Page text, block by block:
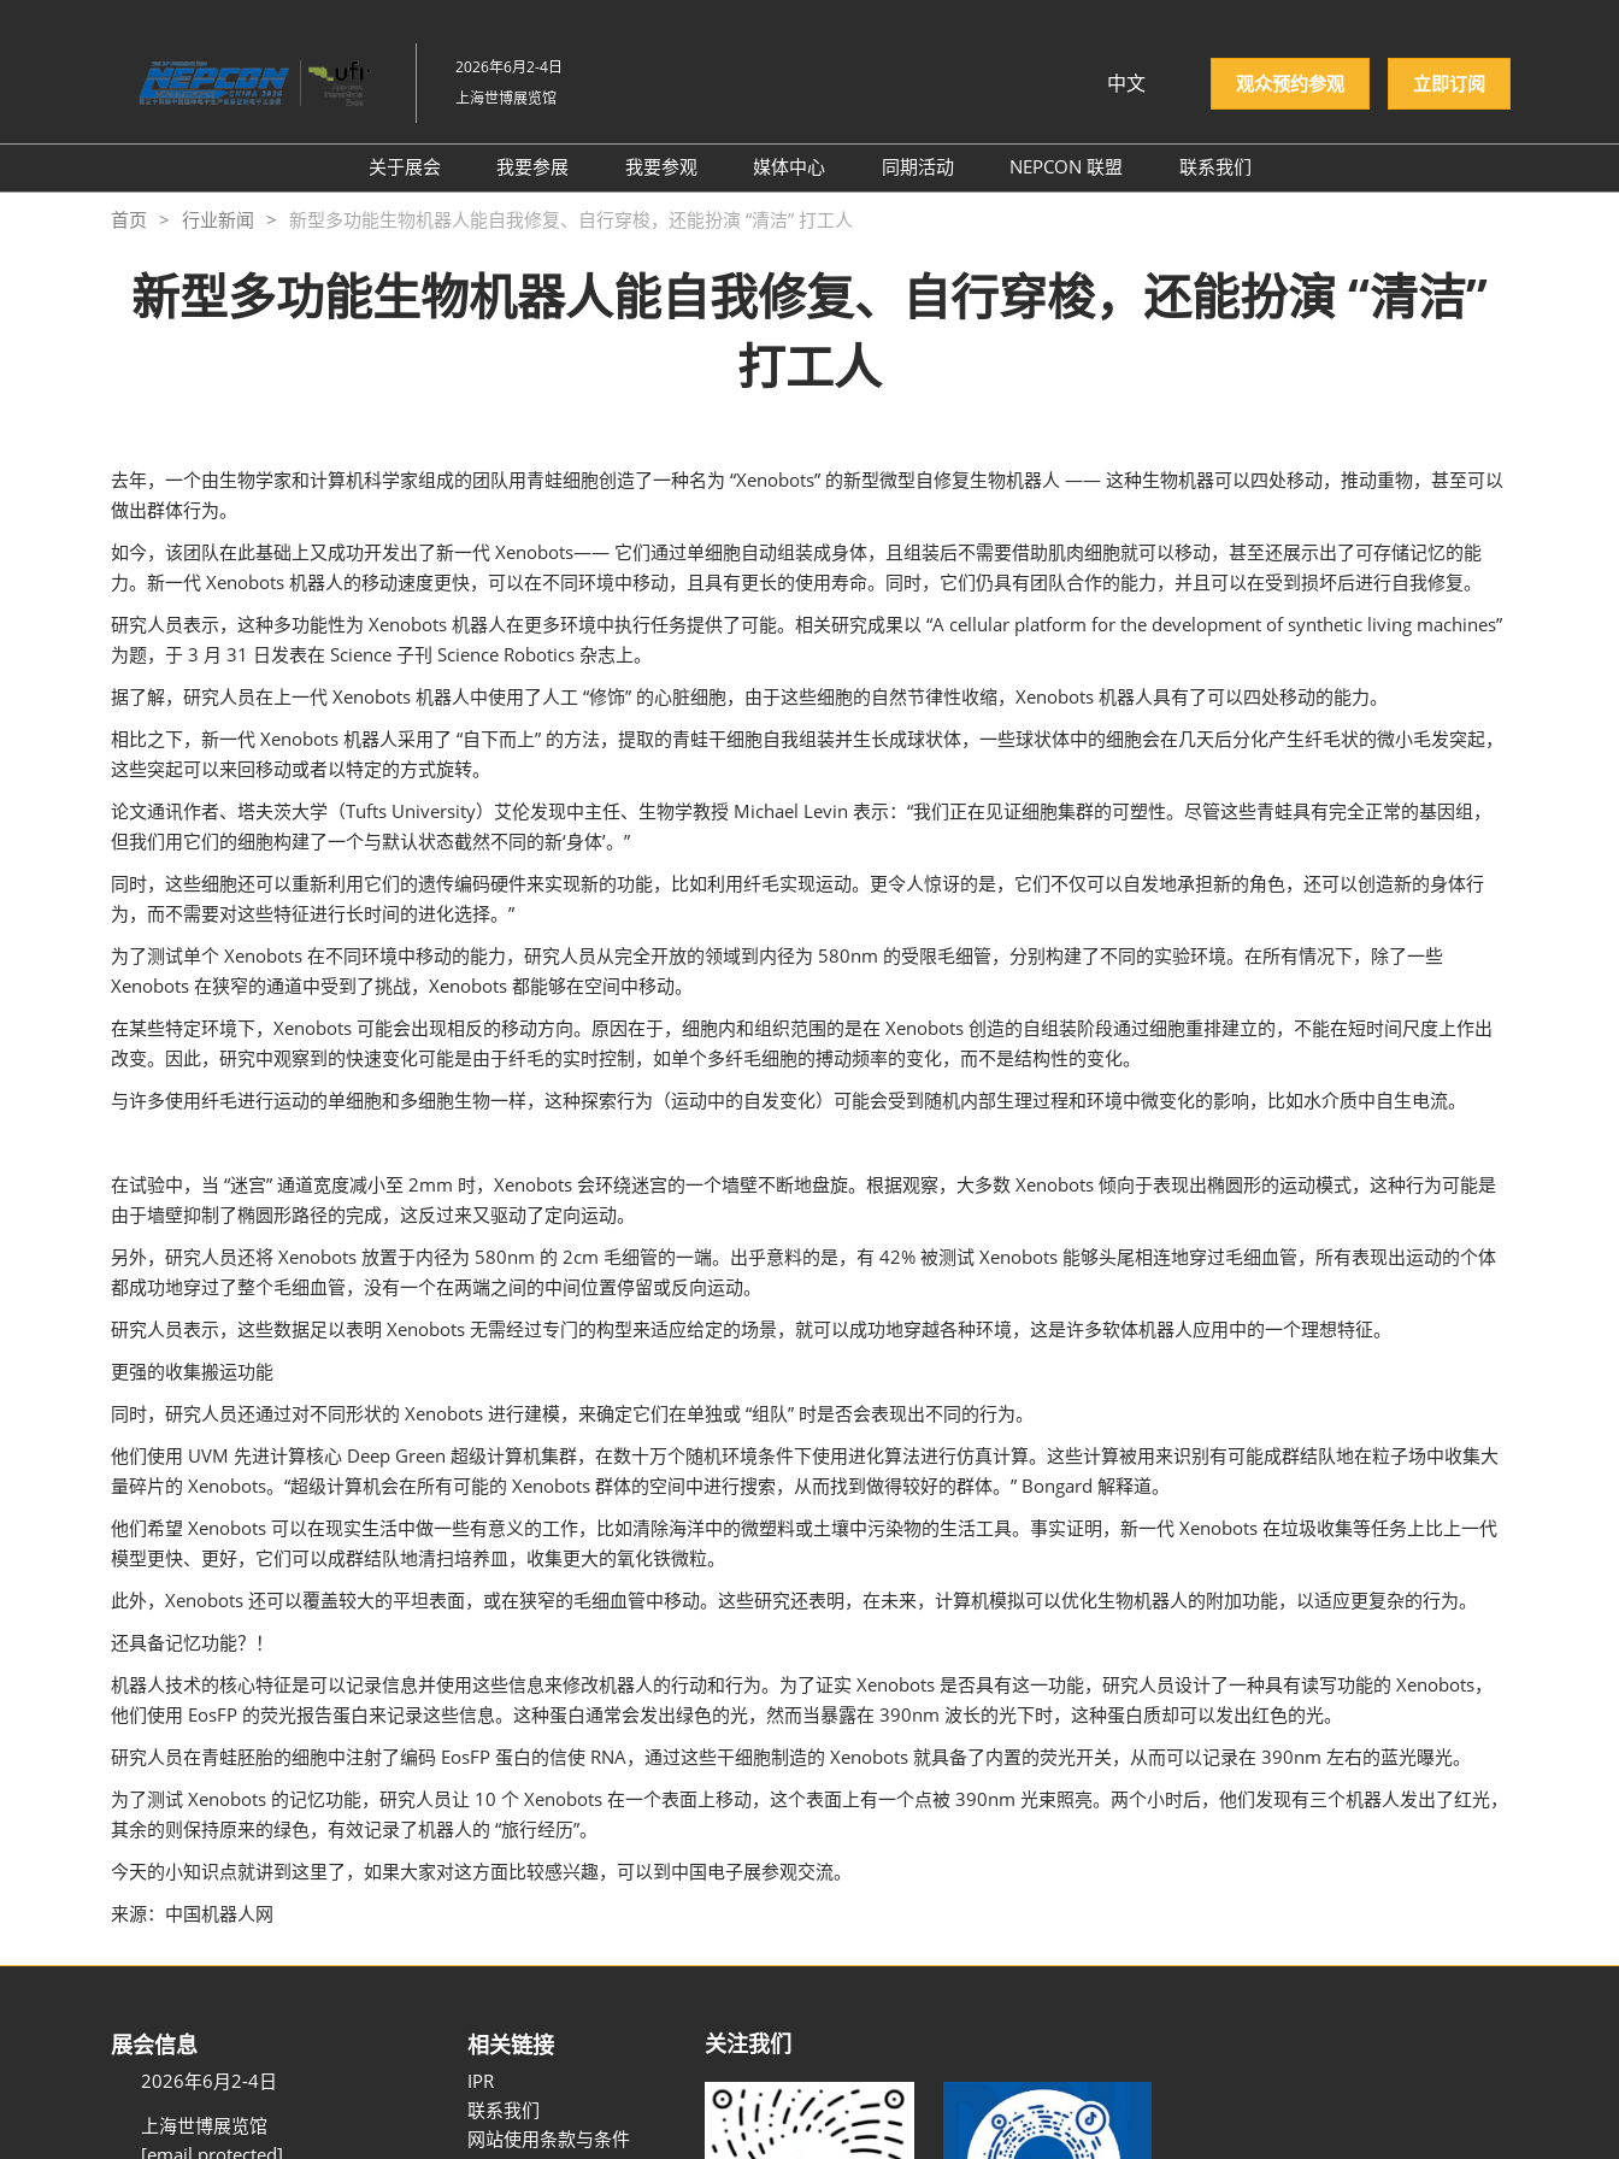
容
2026年6月2-4日
上海世博展览馆
中文
English
Tiếng Việt
日本語
korean
观众预约参观 立即订阅
关于展会
展会介绍
工厂设施展
展品范围
我要参展
参展申请
观众范围
智慧会刊
我要参观
参观预登记
组团参观
智慧会刊
媒体中心
行业新闻
展会新闻
合作媒体
合作协会
同期活动
评选
NEPCON 联盟
联系我们
首页 行业新闻 新型多功能生物机器人能自我修复、自行穿梭，还能扮演 “清洁” 打工人
新型多功能生物机器人能自我修复、自行穿梭，还能扮演 “清洁”
打工人
去年，一个由生物学家和计算机科学家组成的团队用青蛙细胞创造了一种名为 “Xenobots” 的新型微型自修复生物机器人 —— 这种生物机器可以四处移动，推动重物，甚至可以
做出群体行为。
如今，该团队在此基础上又成功开发出了新一代 Xenobots—— 它们通过单细胞自动组装成身体，且组装后不需要借助肌肉细胞就可以移动，甚至还展示出了可存储记忆的能
力。新一代 Xenobots 机器人的移动速度更快，可以在不同环境中移动，且具有更长的使用寿命。同时，它们仍具有团队合作的能力，并且可以在受到损坏后进行自我修复。
研究人员表示，这种多功能性为 Xenobots 机器人在更多环境中执行任务提供了可能。相关研究成果以 “A cellular platform for the development of synthetic living machines”
为题，于 3 月 31 日发表在 Science 子刊 Science Robotics 杂志上。
据了解，研究人员在上一代 Xenobots 机器人中使用了人工 “修饰” 的心脏细胞，由于这些细胞的自然节律性收缩，Xenobots 机器人具有了可以四处移动的能力。
相比之下，新一代 Xenobots 机器人采用了 “自下而上” 的方法，提取的青蛙干细胞自我组装并生长成球状体，一些球状体中的细胞会在几天后分化产生纤毛状的微小毛发突起，
这些突起可以来回移动或者以特定的方式旋转。
论文通讯作者、塔夫茨大学（Tufts University）艾伦发现中主任、生物学教授 Michael Levin 表示：“我们正在见证细胞集群的可塑性。尽管这些青蛙具有完全正常的基因组，
但我们用它们的细胞构建了一个与默认状态截然不同的新‘身体’。”
同时，这些细胞还可以重新利用它们的遗传编码硬件来实现新的功能，比如利用纤毛实现运动。更令人惊讶的是，它们不仅可以自发地承担新的角色，还可以创造新的身体行
为，而不需要对这些特征进行长时间的进化选择。”
为了测试单个 Xenobots 在不同环境中移动的能力，研究人员从完全开放的领域到内径为 580nm 的受限毛细管，分别构建了不同的实验环境。在所有情况下，除了一些
Xenobots 在狭窄的通道中受到了挑战，Xenobots 都能够在空间中移动。
在某些特定环境下，Xenobots 可能会出现相反的移动方向。原因在于，细胞内和组织范围的是在 Xenobots 创造的自组装阶段通过细胞重排建立的，不能在短时间尺度上作出
改变。因此，研究中观察到的快速变化可能是由于纤毛的实时控制，如单个多纤毛细胞的搏动频率的变化，而不是结构性的变化。
与许多使用纤毛进行运动的单细胞和多细胞生物一样，这种探索行为（运动中的自发变化）可能会受到随机内部生理过程和环境中微变化的影响，比如水介质中自生电流。
在试验中，当 “迷宫” 通道宽度减小至 2mm 时，Xenobots 会环绕迷宫的一个墙壁不断地盘旋。根据观察，大多数 Xenobots 倾向于表现出椭圆形的运动模式，这种行为可能是
由于墙壁抑制了椭圆形路径的完成，这反过来又驱动了定向运动。
另外，研究人员还将 Xenobots 放置于内径为 580nm 的 2cm 毛细管的一端。出乎意料的是，有 42% 被测试 Xenobots 能够头尾相连地穿过毛细血管，所有表现出运动的个体
都成功地穿过了整个毛细血管，没有一个在两端之间的中间位置停留或反向运动。
研究人员表示，这些数据足以表明 Xenobots 无需经过专门的构型来适应给定的场景，就可以成功地穿越各种环境，这是许多软体机器人应用中的一个理想特征。
更强的收集搬运功能
同时，研究人员还通过对不同形状的 Xenobots 进行建模，来确定它们在单独或 “组队” 时是否会表现出不同的行为。
他们使用 UVM 先进计算核心 Deep Green 超级计算机集群，在数十万个随机环境条件下使用进化算法进行仿真计算。这些计算被用来识别有可能成群结队地在粒子场中收集大
量碎片的 Xenobots。“超级计算机会在所有可能的 Xenobots 群体的空间中进行搜索，从而找到做得较好的群体。” Bongard 解释道。
他们希望 Xenobots 可以在现实生活中做一些有意义的工作，比如清除海洋中的微塑料或土壤中污染物的生活工具。事实证明，新一代 Xenobots 在垃圾收集等任务上比上一代
模型更快、更好，它们可以成群结队地清扫培养皿，收集更大的氧化铁微粒。
此外，Xenobots 还可以覆盖较大的平坦表面，或在狭窄的毛细血管中移动。这些研究还表明，在未来，计算机模拟可以优化生物机器人的附加功能，以适应更复杂的行为。
还具备记忆功能？！
机器人技术的核心特征是可以记录信息并使用这些信息来修改机器人的行动和行为。为了证实 Xenobots 是否具有这一功能，研究人员设计了一种具有读写功能的 Xenobots，
他们使用 EosFP 的荧光报告蛋白来记录这些信息。这种蛋白通常会发出绿色的光，然而当暴露在 390nm 波长的光下时，这种蛋白质却可以发出红色的光。
研究人员在青蛙胚胎的细胞中注射了编码 EosFP 蛋白的信使 RNA，通过这些干细胞制造的 Xenobots 就具备了内置的荧光开关，从而可以记录在 390nm 左右的蓝光曝光。
为了测试 Xenobots 的记忆功能，研究人员让 10 个 Xenobots 在一个表面上移动，这个表面上有一个点被 390nm 光束照亮。两个小时后，他们发现有三个机器人发出了红光，
其余的则保持原来的绿色，有效记录了机器人的 “旅行经历”。
今天的小知识点就讲到这里了，如果大家对这方面比较感兴趣，可以到中国电子展参观交流。
来源：中国机器人网
展会信息
2026年6月2-4日
上海世博展览馆
[email protected]
相关链接
IPR
联系我们
网站使用条款与条件
关注我们